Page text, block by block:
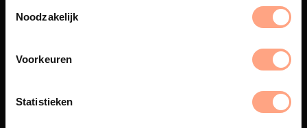
Noodzakelijk
Voorkeuren
Statistieken
samenkomen.